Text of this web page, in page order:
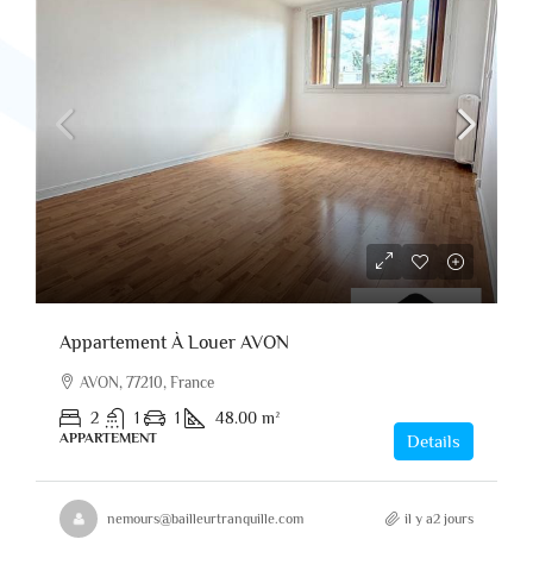
Appartement À Louer AVON
AVON, 77210, France
2 1 1 48.00 m²
APPARTEMENT Details
nemours@bailleurtranquille.com il y a2 jours